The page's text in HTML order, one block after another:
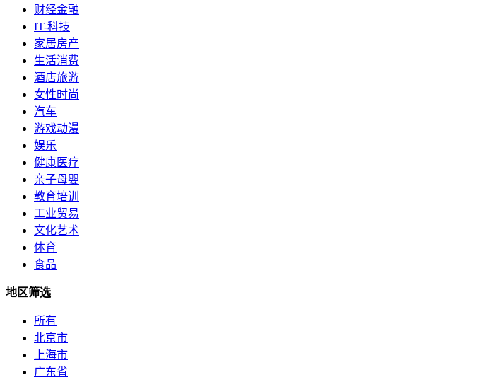
财经金融
IT-科技
家居房产
生活消费
酒店旅游
女性时尚
汽车
游戏动漫
娱乐
健康医疗
亲子母婴
教育培训
工业贸易
文化艺术
体育
食品
地区筛选
所有
北京市
上海市
广东省